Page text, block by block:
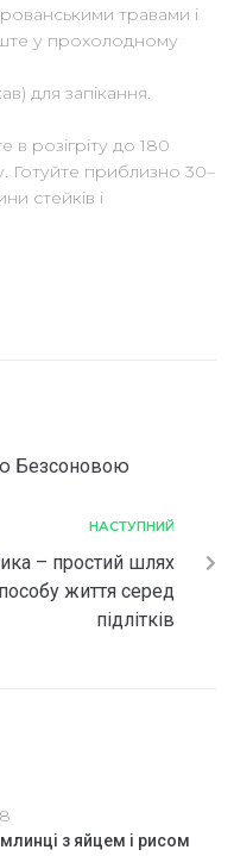
травами і
у прохолодному
для запікання.
в розігріту до 180
Готуйте приблизно 30–
стейків і
Безсоновою
НАСТУПНИЙ
– простий шлях
життя серед
підлітків
з яйцем і рисом